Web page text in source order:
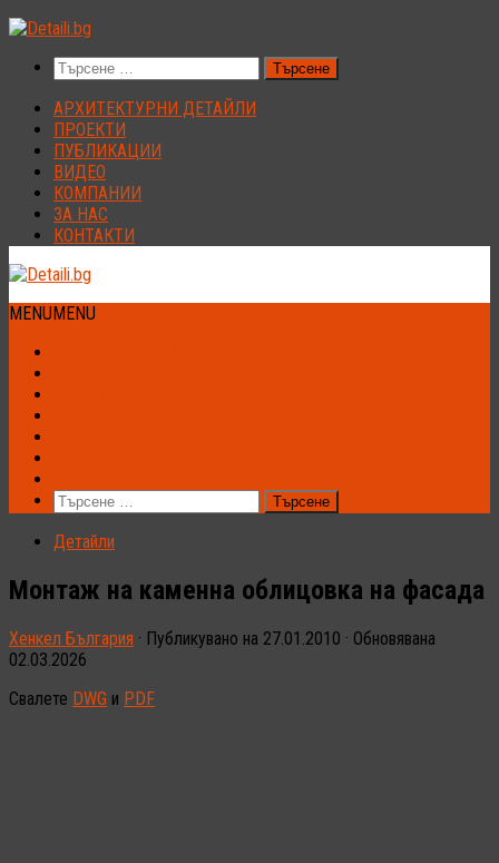
Към
Търсене
за:
АРХИТЕКТУРНИ ДЕТАЙЛИ
ПРОЕКТИ
ПУБЛИКАЦИИ
ВИДЕО
КОМПАНИИ
ЗА НАС
КОНТАКТИ
MENUMENU
Търсене
за:
Детайли
Монтаж на каменна облицовка на фасада
Хенкел България · Публикувано на 27.01.2010 · Обновявана
02.03.2026
Свалете DWG и PDF